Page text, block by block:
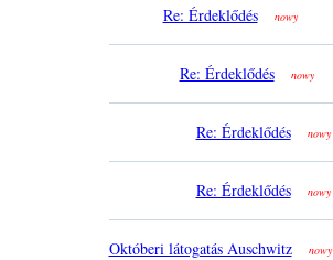
Re: Érdeklődés nowy
Re: Érdeklődés nowy
Re: Érdeklődés nowy
Re: Érdeklődés nowy
Októberi látogatás Auschwitz nowy